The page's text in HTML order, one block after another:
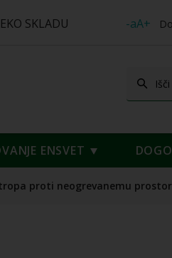
SKLADU -aA+
ENSVET
proti neogrevanemu